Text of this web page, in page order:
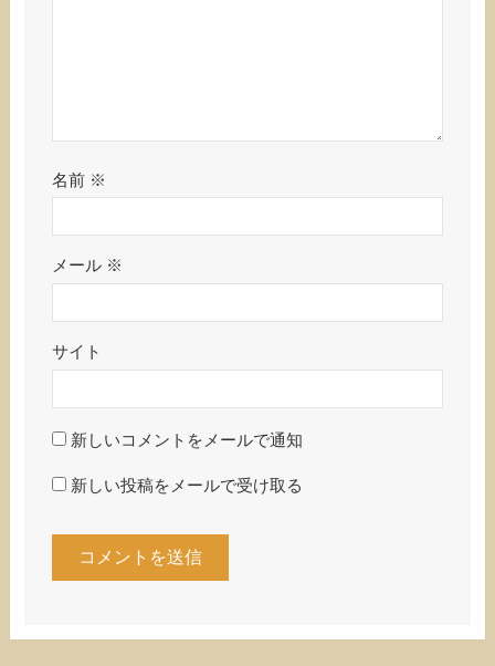
名前 ※
メール ※
サイト
新しいコメントをメールで通知
新しい投稿をメールで受け取る